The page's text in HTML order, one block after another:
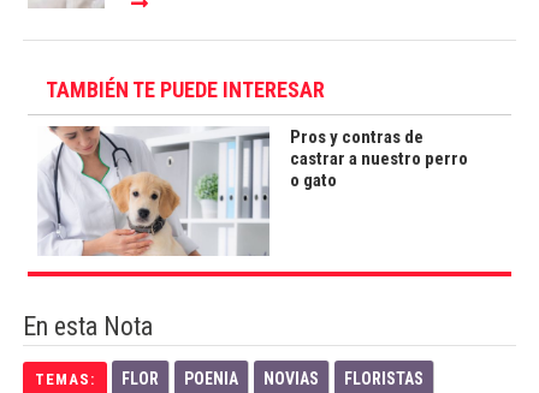
TAMBIÉN TE PUEDE INTERESAR
Pros y contras de
castrar a nuestro perro
o gato
En esta Nota
TEMAS: FLOR POENIA NOVIAS FLORISTAS